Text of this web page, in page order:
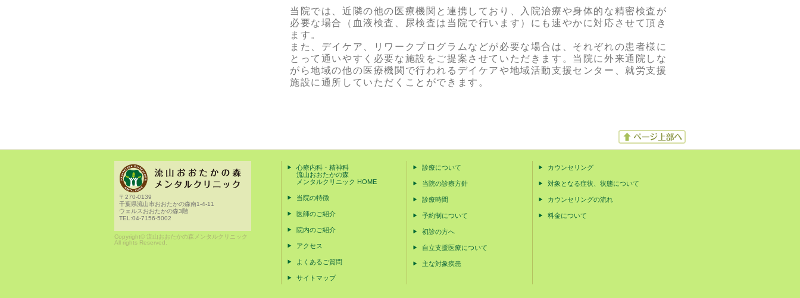
当院では、近隣の他の医療機関と連携しており、入院治療や身体的な精密検査が
必要な場合（血液検査、尿検査は当院で行います）にも速やかに対応させて頂き
ます。
また、デイケア、リワークプログラムなどが必要な場合は、それぞれの患者様に
とって通いやすく必要な施設をご提案させていただきます。当院に外来通院しな
がら地域の他の医療機関で行われるデイケアや地域活動支援センター、就労支援
施設に通所していただくことができます。
〒270-0139
千葉県流山市おおたかの森南1-4-11
ウェルスおおたかの森3階
TEL:04-7156-5002
Copyright© 流山おおたかの森メンタルクリニック
All rights Reserved.
心療内科・精神科
流山おおたかの森
メンタルクリニック HOME
当院の特徴
医師のご紹介
院内のご紹介
アクセス
よくあるご質問
サイトマップ
診療について
当院の診療方針
診療時間
予約制について
初診の方へ
自立支援医療について
主な対象疾患
カウンセリング
対象となる症状、状態について
カウンセリングの流れ
料金について